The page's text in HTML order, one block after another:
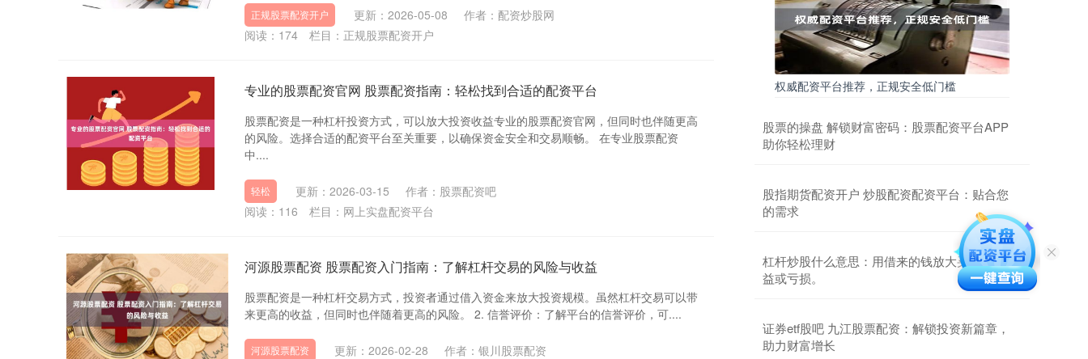
正规股票配资开户 更新：2026-05-08
作者：配资炒股网
阅读： 174 栏目： 正规股票配资开户
专业的股票配资官网 股票配资指南：轻松找到合适的配资平台
股票配资是一种杠杆投资方式，可以放大投资收益专业的股票配资官网，但同时也伴随更高
的风险。选择合适的配资平台至关重要，以确保资金安全和交易顺畅。 在专业股票配资
中....
轻松 更新：2026-03-15
作者：股票配资吧
阅读： 116 栏目： 网上实盘配资平台
河源股票配资 股票配资入门指南：了解杠杆交易的风险与收益
股票配资是一种杠杆交易方式，投资者通过借入资金来放大投资规模。虽然杠杆交易可以带
来更高的收益，但同时也伴随着更高的风险。 2. 信誉评价：了解平台的信誉评价，可....
河源股票配资 更新：2026-02-28
作者：银川股票配资
权威配资平台推荐，正规安全低门槛
股票的操盘 解锁财富密码：股票配资平台APP
助你轻松理财
股指期货配资开户 炒股配资配资平台：贴合您
的需求
杠杆炒股什么意思：用借来的钱放大买卖股票收
益或亏损。
证券etf股吧 九江股票配资：解锁投资新篇章，
助力财富增长